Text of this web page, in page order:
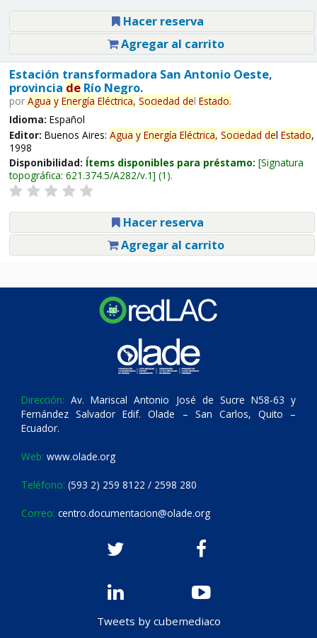
Hacer reserva
Agregar al carrito
Estación transformadora San Antonio Oeste,
provincia deRío Negro.
por Agua y Energía Eléctrica, Sociedad del Estado.
Idioma: Español
Editor: Buenos Aires: Agua y Energía Eléctrica, Sociedad del Estado,
1998
Disponibilidad: Ítems disponibles para préstamo: Signatura
topográfica: 621.374.5/A282/v.1 (1).
Hacer reserva
Agregar al carrito
Dirección: Av. Mariscal Antonio José de Sucre N58-63 y
Fernández Salvador Edif. Olade – San Carlos, Quito –
Ecuador.
Web: www.olade.org
Teléfono: (593 2) 259 8122 / 2598 280
Correo: centro.documentacion@olade.org
Tweets by cubemediaco